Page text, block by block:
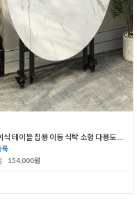
록
154,000원